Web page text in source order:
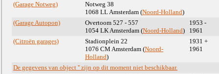
(Garage Notweg)
Notweg 38
1068 LL Amsterdam (Noord-Holland)
(Garage Autopon)
Overtoom 527 - 557
1054 LK Amsterdam (Noord-Holland)
1953 -
1961
(Citroën garages)
Stadionplein 22
1076 CM Amsterdam (Noord-
Holland)
1931 +
1961
De gegevens van object '' zijn op dit moment niet beschikbaar.